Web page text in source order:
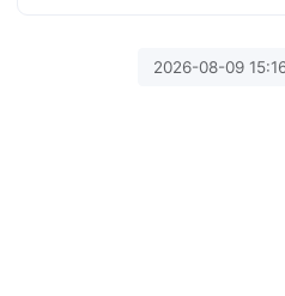
2026-08-09